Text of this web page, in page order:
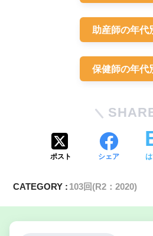
助産師の年代
保健師の年代
ポスト シェア
CATEGORY : 103回(R2：2020)